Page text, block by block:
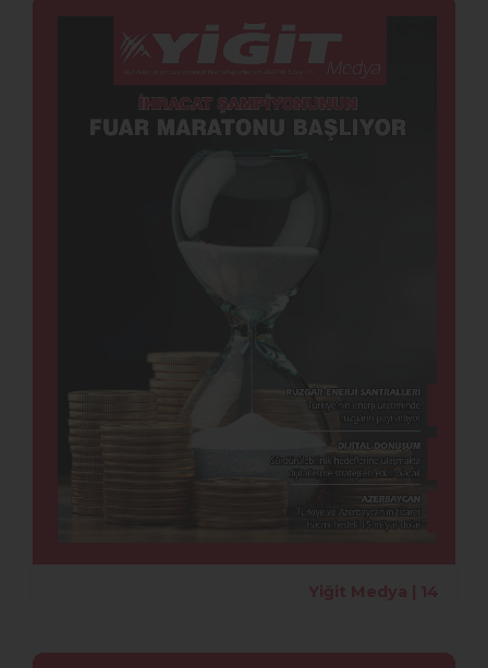
Yiğit Medya | 14